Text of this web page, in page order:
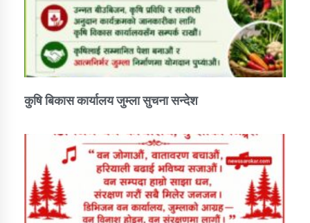
कुषि बिकास कार्यालय जुम्ला सुचना सन्देश